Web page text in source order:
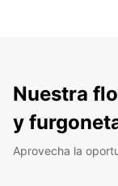
Nuestra
y
Aprovecha la